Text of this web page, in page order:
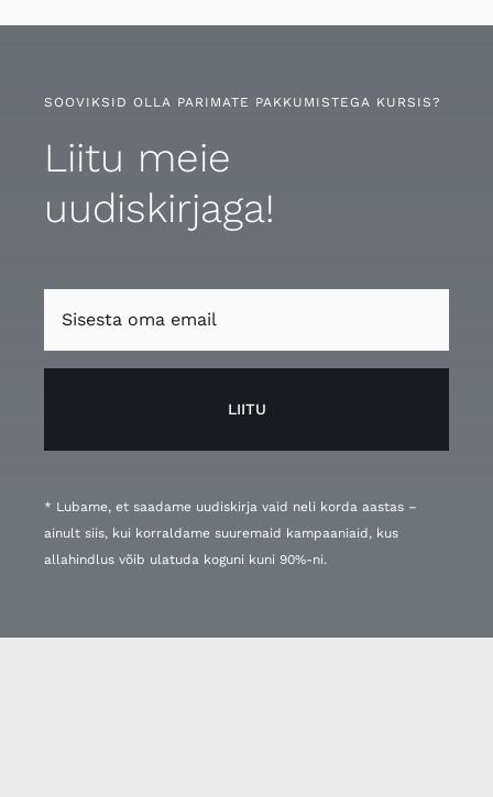
SOOVIKSID OLLA PARIMATE PAKKUMISTEGA KURSIS?
Liitu meie
uudiskirjaga!
LIITU
* Lubame, et saadame uudiskirja vaid neli korda aastas –
ainult siis, kui korraldame suuremaid kampaaniaid, kus
allahindlus võib ulatuda koguni kuni 90%-ni.